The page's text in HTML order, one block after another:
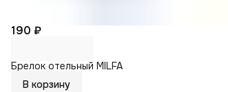
190 ₽
Брелок отельный MILFA
В корзину